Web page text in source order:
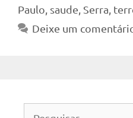
Paulo saude Serra
Deixe um